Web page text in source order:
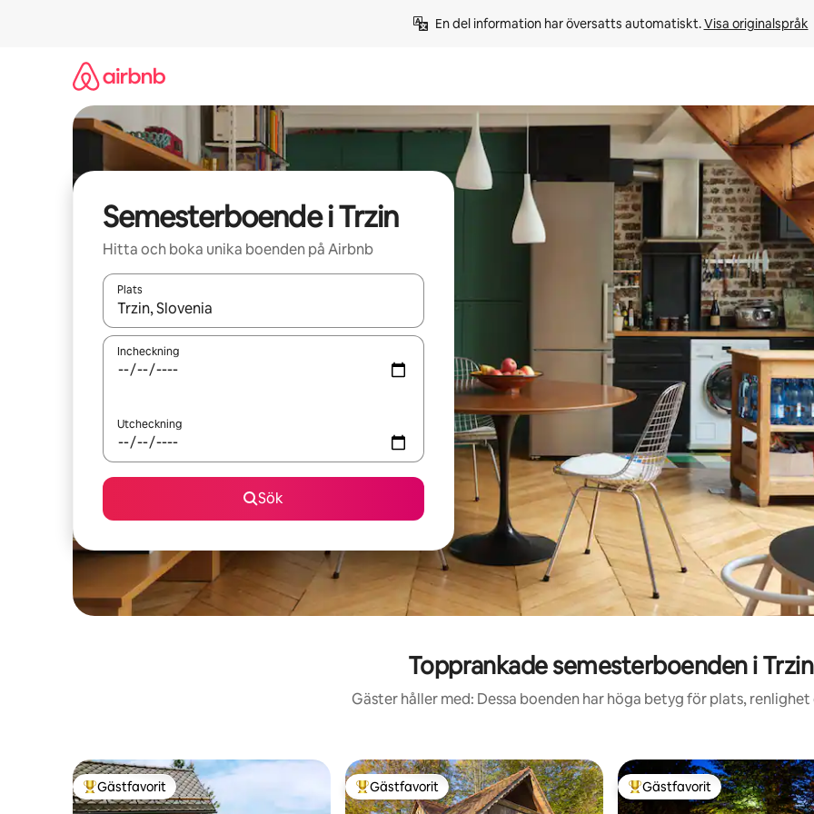
En del information har översatts automatiskt. Visa originalspråk
Semesterboende i Trzin
Hitta och boka unika boenden på Airbnb
Plats
När resultaten är tillgängliga kan du navigera med upp- och nedåtpilarna eller utforska genom att trycka eller svepa.
Incheckning
Utcheckning
Sök
Topprankade semesterboenden i Trzin
Gäster håller med: Dessa boenden har höga betyg för plats, renlighet
Populär gästfavorit
Gästfavorit Populär gästfavorit
Gästfavorit Populär gästfavorit
Gästfavorit